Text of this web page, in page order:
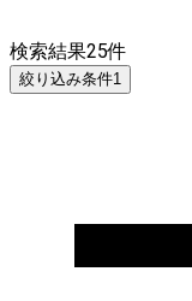
検索結果25件
絞り込み条件1